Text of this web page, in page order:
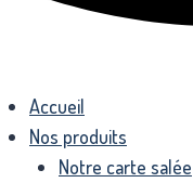
Accueil
Nos produits
Notre carte salée